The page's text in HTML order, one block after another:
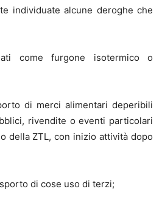
individuate alcune deroghe che
come furgone isotermico o
di merci alimentari deperibili
rivendite o eventi particolari
della ZTL, con inizio attività dopo
di cose uso di terzi;